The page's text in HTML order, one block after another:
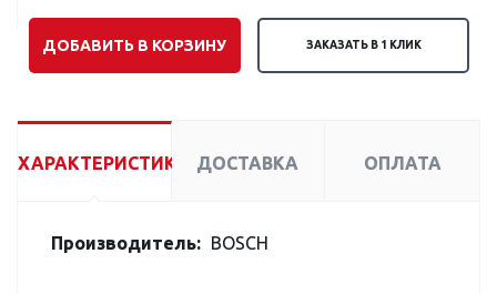
ДОБАВИТЬ В КОРЗИНУ ЗАКАЗАТЬ В 1 КЛИК
ХАРАКТЕРИСТИКИ ДОСТАВКА ОПЛАТА
Производитель: BOSCH